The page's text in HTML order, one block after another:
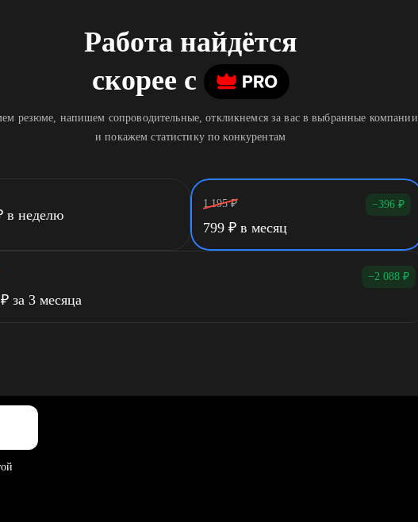
Работа найдётся
скорее c
резюме, напишем сопроводительные, откликнемся за вас в выбранные компании
и покажем статистику по конкурентам
в неделю
1 195 ₽ −396 ₽
799 ₽ в месяц
−2 088 ₽
₽ за 3 месяца